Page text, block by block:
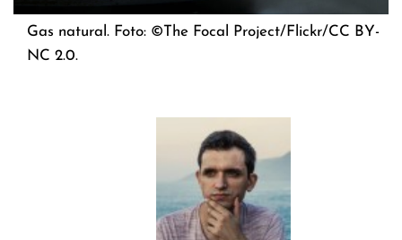
Gas natural. Foto: ©The Focal Project/Flickr/CC BY-
NC 2.0.